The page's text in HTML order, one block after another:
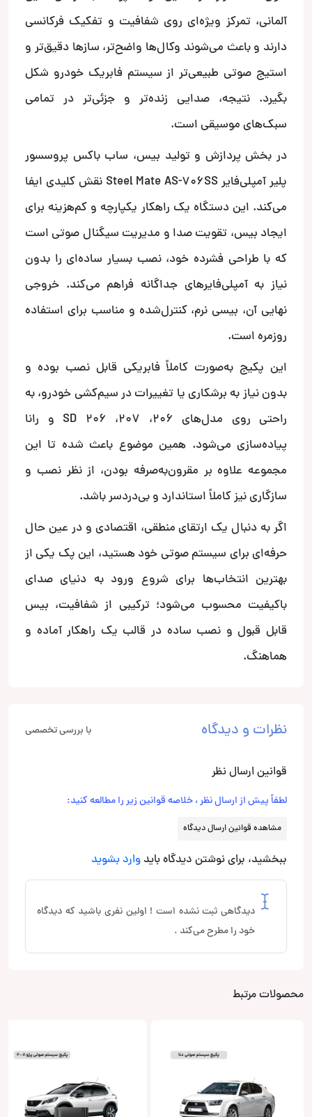
آلمانی، تمرکز ویژه‌ای روی شفافیت و تفکیک فرکانسی
دارند و باعث می‌شوند وکال‌ها واضح‌تر، سازها دقیق‌تر و
استیج صوتی طبیعی‌تر از سیستم فابریک خودرو شکل
بگیرد. نتیجه، صدایی زنده‌تر و جزئی‌تر در تمامی
سبک‌های موسیقی است.
در بخش پردازش و تولید بیس، ساب باکس پروسسور
پلیر آمپلی‌فایر Steel Mate AS-706SS نقش کلیدی ایفا
می‌کند. این دستگاه یک راهکار یکپارچه و کم‌هزینه برای
ایجاد بیس، تقویت صدا و مدیریت سیگنال صوتی است
که با طراحی فشرده خود، نصب بسیار ساده‌ای را بدون
نیاز به آمپلی‌فایرهای جداگانه فراهم می‌کند. خروجی
نهایی آن، بیسی نرم، کنترل‌شده و مناسب برای استفاده
روزمره است.
این پکیج به‌صورت کاملاً فابریکی قابل نصب بوده و
بدون نیاز به برشکاری یا تغییرات در سیم‌کشی خودرو، به
راحتی روی مدل‌های 206، 207، 206 SD و رانا
پیاده‌سازی می‌شود. همین موضوع باعث شده تا این
مجموعه علاوه بر مقرون‌به‌صرفه بودن، از نظر نصب و
سازگاری نیز کاملاً استاندارد و بی‌دردسر باشد.
اگر به دنبال یک ارتقای منطقی، اقتصادی و در عین حال
حرفه‌ای برای سیستم صوتی خود هستید، این پک یکی از
بهترین انتخاب‌ها برای شروع ورود به دنیای صدای
باکیفیت محسوب می‌شود؛ ترکیبی از شفافیت، بیس
قابل قبول و نصب ساده در قالب یک راهکار آماده و
هماهنگ.
نظرات و دیدگاه با بررسی تخصصی
قوانین ارسال نظر
لطفاً پیش از ارسال نظر ، خلاصه قوانین زیر را مطالعه کنید:
مشاهده قوانین ارسال دیدگاه
ببخشید، برای نوشتن دیدگاه بایدوارد بشوید
دیدگاهی ثبت نشده است ! اولین نفری باشید که دیدگاه
خود را مطرح می‌کند .
مرتبط